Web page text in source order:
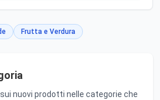
Frutta e Verdura
nuovi prodotti nelle categorie che